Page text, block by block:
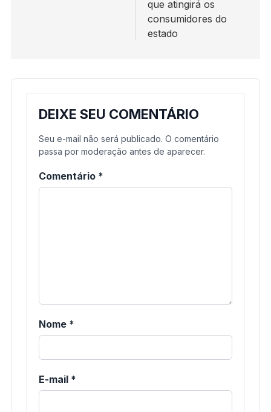
que atingirá os
consumidores do
estado
DEIXE SEU COMENTÁRIO
Seu e-mail não será publicado. O comentário
passa por moderação antes de aparecer.
Comentário *
Nome *
E-mail *